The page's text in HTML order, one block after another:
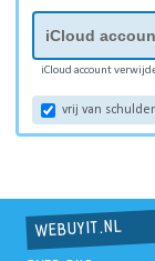
iCloud account
vrij van
WEBUYIT.NL